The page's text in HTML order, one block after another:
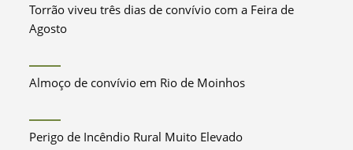
Torrão viveu três dias de convívio com a Feira de
Agosto
Almoço de convívio em Rio de Moinhos
Perigo de Incêndio Rural Muito Elevado